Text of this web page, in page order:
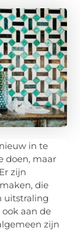
in te
doen, maar
zijn
die
uitstraling
aan de
zijn